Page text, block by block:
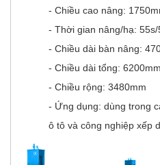
- Chiều cao nâng:
- Thời gian nâng/hạ:
- Chiều dài bàn nâng:
- Chiều dài tổng: 6200mm
- Chiều rộng: 3480mm
- Ứng dụng: dùng trong
ô tô và công nghiệp xếp